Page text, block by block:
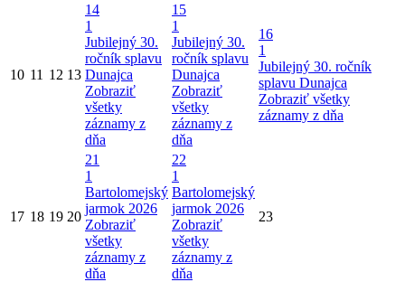
10 11 12 13
14
1
Jubilejný 30.
ročník splavu
Dunajca
Zobraziť
všetky
záznamy z
dňa
15
1
Jubilejný 30.
ročník splavu
Dunajca
Zobraziť
všetky
záznamy z
dňa
16
1
Jubilejný 30. ročník
splavu Dunajca
Zobraziť všetky
záznamy z dňa
17 18 19 20
21
1
Bartolomejský
jarmok 2026
Zobraziť
všetky
záznamy z
dňa
22
1
Bartolomejský
jarmok 2026
Zobraziť
všetky
záznamy z
dňa
23